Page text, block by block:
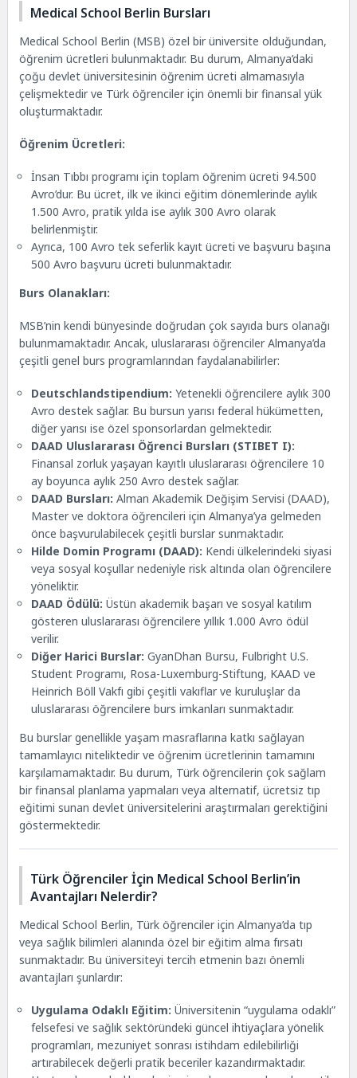
Medical School Berlin Bursları
Medical School Berlin (MSB) özel bir üniversite olduğundan,
öğrenim ücretleri bulunmaktadır. Bu durum, Almanya’daki
çoğu devlet üniversitesinin öğrenim ücreti almamasıyla
çelişmektedir ve Türk öğrenciler için önemli bir finansal yük
oluşturmaktadır.
Öğrenim Ücretleri:
İnsan Tıbbı programı için toplam öğrenim ücreti 94.500
Avro’dur. Bu ücret, ilk ve ikinci eğitim dönemlerinde aylık
1.500 Avro, pratik yılda ise aylık 300 Avro olarak
belirlenmiştir.
Ayrıca, 100 Avro tek seferlik kayıt ücreti ve başvuru başına
500 Avro başvuru ücreti bulunmaktadır.
Burs Olanakları:
MSB’nin kendi bünyesinde doğrudan çok sayıda burs olanağı
bulunmamaktadır. Ancak, uluslararası öğrenciler Almanya’da
çeşitli genel burs programlarından faydalanabilirler:
Deutschlandstipendium: Yetenekli öğrencilere aylık 300
Avro destek sağlar. Bu bursun yarısı federal hükümetten,
diğer yarısı ise özel sponsorlardan gelmektedir.
DAAD Uluslararası Öğrenci Bursları (STIBET I):
Finansal zorluk yaşayan kayıtlı uluslararası öğrencilere 10
ay boyunca aylık 250 Avro destek sağlar.
DAAD Bursları: Alman Akademik Değişim Servisi (DAAD),
Master ve doktora öğrencileri için Almanya’ya gelmeden
önce başvurulabilecek çeşitli burslar sunmaktadır.
Hilde Domin Programı (DAAD): Kendi ülkelerindeki siyasi
veya sosyal koşullar nedeniyle risk altında olan öğrencilere
yöneliktir.
DAAD Ödülü: Üstün akademik başarı ve sosyal katılım
gösteren uluslararası öğrencilere yıllık 1.000 Avro ödül
verilir.
Diğer Harici Burslar: GyanDhan Bursu, Fulbright U.S.
Student Programı, Rosa-Luxemburg-Stiftung, KAAD ve
Heinrich Böll Vakfı gibi çeşitli vakıflar ve kuruluşlar da
uluslararası öğrencilere burs imkanları sunmaktadır.
Bu burslar genellikle yaşam masraflarına katkı sağlayan
tamamlayıcı niteliktedir ve öğrenim ücretlerinin tamamını
karşılamamaktadır. Bu durum, Türk öğrencilerin çok sağlam
bir finansal planlama yapmaları veya alternatif, ücretsiz tıp
eğitimi sunan devlet üniversitelerini araştırmaları gerektiğini
göstermektedir.
Türk Öğrenciler İçin Medical School Berlin’in
Avantajları Nelerdir?
Medical School Berlin, Türk öğrenciler için Almanya’da tıp
veya sağlık bilimleri alanında özel bir eğitim alma fırsatı
sunmaktadır. Bu üniversiteyi tercih etmenin bazı önemli
avantajları şunlardır:
Uygulama Odaklı Eğitim: Üniversitenin “uygulama odaklı”
felsefesi ve sağlık sektöründeki güncel ihtiyaçlara yönelik
programları, mezuniyet sonrası istihdam edilebilirliği
artırabilecek değerli pratik beceriler kazandırmaktadır.